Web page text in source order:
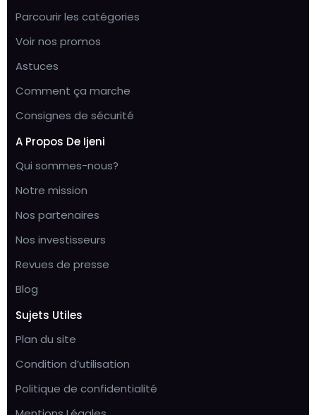
Parcourir les catégories
Voir nos promos
Astuces
Comment ça marche
Consignes de sécurité
A Propos De Ijeni
Qui sommes-nous?
Notre mission
Nos partenaires
Nos investisseurs
Revues de presse
Blog
Sujets Utiles
Plan du site
Condition d’utilisation
Politique de confidentialité